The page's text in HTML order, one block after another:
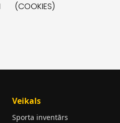
(COOKIES)
Veikals
Sporta inventārs